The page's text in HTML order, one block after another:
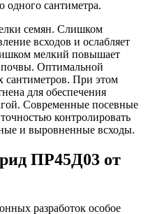
одного сантиметра.
семян. Слишком
всходов и ослабляет
мелкий повышает
почвы. Оптимальной
сантиметров. При этом
для обеспечения
Современные посевные
контролировать
и выровненные всходы.
ПР45Д03 от
разработок особое